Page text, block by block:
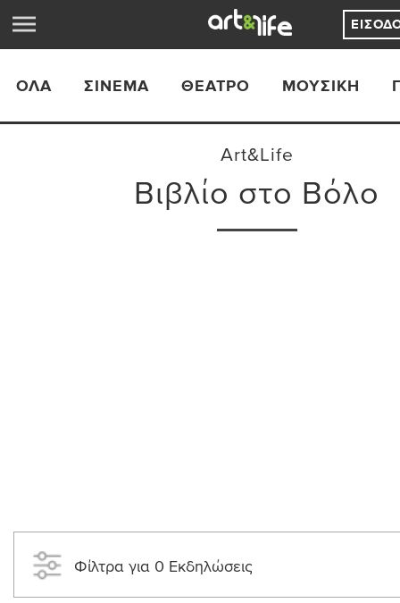
ΟΛΑ ΣΙΝΕΜΆ ΘΈΑΤΡΟ ΜΟΥΣΙΚΉ
Art&Life
Βιβλίο στο Βόλο
Φίλτρα για 0 Εκδηλώσεις